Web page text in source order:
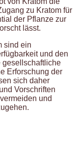
zu Kratom für
der Pflanze zur
lässt.
sind ein
und den
gesellschaftliche
Erforschung der
sich daher
Vorschriften
und